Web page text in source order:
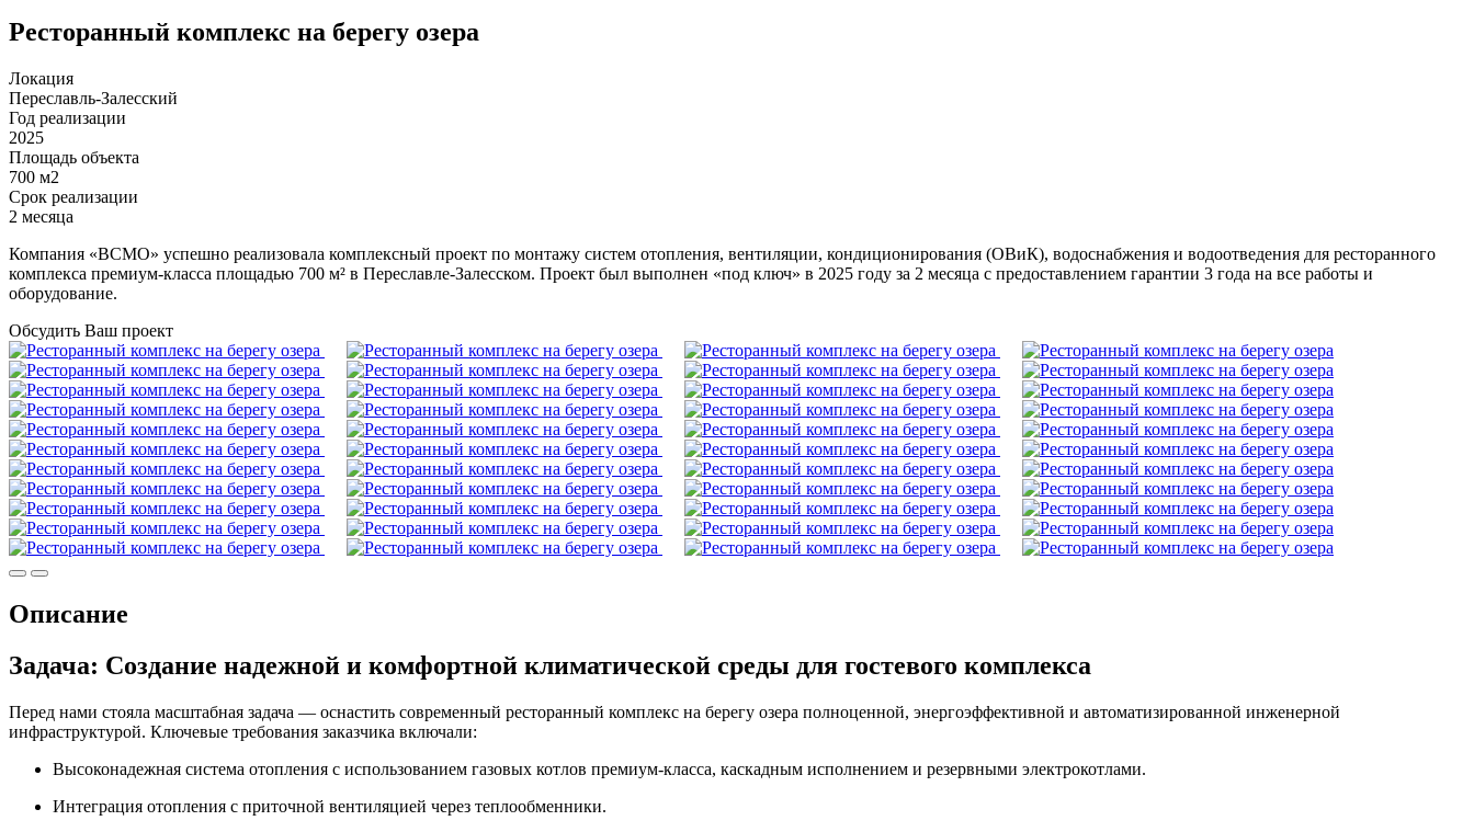
Ресторанный комплекс на берегу озера
Локация
Переславль-Залесский
Год реализации
2025
Площадь объекта
700 м2
Срок реализации
2 месяца
Компания «ВСМО» успешно реализовала комплексный проект по монтажу систем отопления, вентиляции, кондиционирования (ОВиК), водоснабжения и водоотведения для ресторанного
комплекса премиум-класса площадью 700 м² в Переславле-Залесском. Проект был выполнен «под ключ» в 2025 году за 2 месяца с предоставлением гарантии 3 года на все работы и
оборудование.
Обсудить Ваш проект
Описание
Задача: Создание надежной и комфортной климатической среды для гостевого комплекса
Перед нами стояла масштабная задача — оснастить современный ресторанный комплекс на берегу озера полноценной, энергоэффективной и автоматизированной инженерной
инфраструктурой. Ключевые требования заказчика включали:
Высоконадежная система отопления с использованием газовых котлов премиум-класса, каскадным исполнением и резервными электрокотлами.
Интеграция отопления с приточной вентиляцией через теплообменники.